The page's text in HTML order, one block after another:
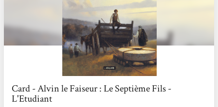
Card - Alvin le Faiseur : Le Septième Fils -
L'Etudiant